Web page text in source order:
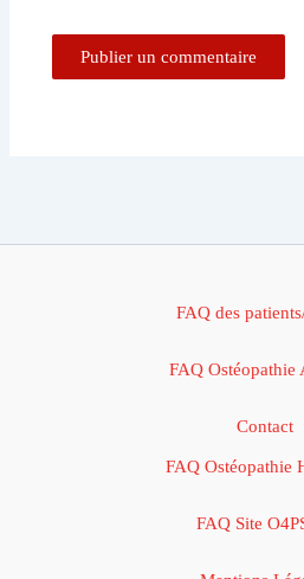
FAQ des
FAQ Ostéopathie
Contact
FAQ Ostéopathie
FAQ Site